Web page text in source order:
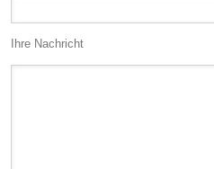
Ihre Nachricht